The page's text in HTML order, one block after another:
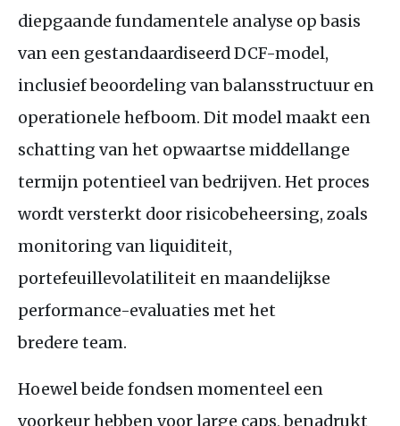
diepgaande fundamentele analyse op basis
van een gestandaardiseerd DCF-model,
inclusief beoordeling van balansstructuur en
operationele hefboom. Dit model maakt een
schatting van het opwaartse middellange
termijn potentieel van bedrijven. Het proces
wordt versterkt door risicobeheersing, zoals
monitoring van liquiditeit,
portefeuillevolatiliteit en maandelijkse
performance-evaluaties met het
bredere team.
Hoewel beide fondsen momenteel een
voorkeur hebben voor large caps, benadrukt